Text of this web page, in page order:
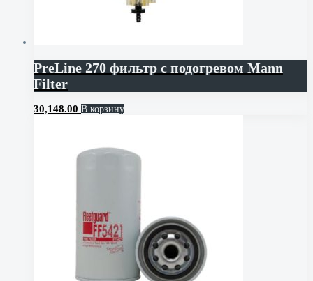
PreLine 270 фильтр с подогревом Mann
Filter
30,148.00 В корзину